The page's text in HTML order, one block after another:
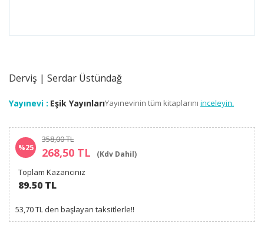
Derviş | Serdar Üstündağ
Yayınevi : Eşik YayınlarıYayınevinin tüm kitaplarını inceleyin.
%25
358,00 TL
268,50 TL (Kdv Dahil)
Toplam Kazancınız
89.50 TL
53,70 TL den başlayan taksitlerle!!